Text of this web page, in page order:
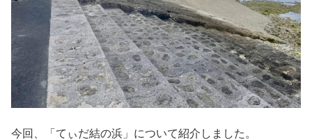
今回、「てぃだ結の浜」について紹介しました。